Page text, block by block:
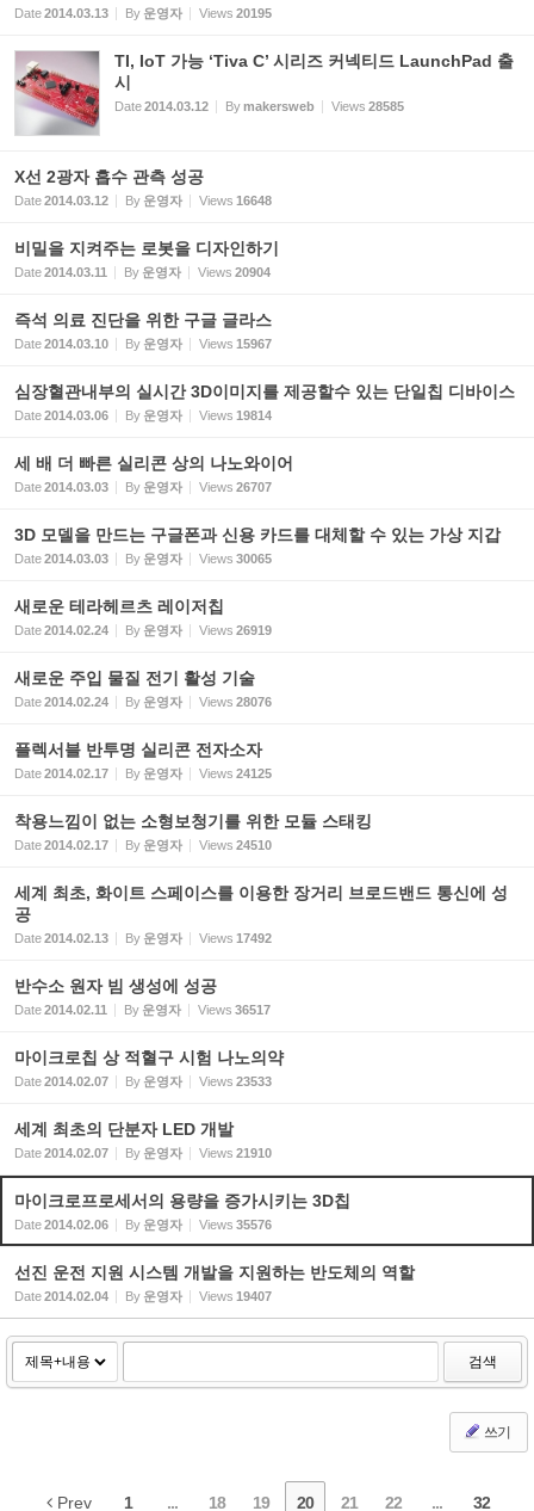
Date2014.03.13 By 운영자 Views 20195
TI, IoT 가능 ‘Tiva C’ 시리즈 커넥티드 LaunchPad 출
시
Date2014.03.12 Bymakersweb Views 28585
X선 2광자 흡수 관측 성공
Date2014.03.12 By 운영자 Views 16648
비밀을 지켜주는 로봇을 디자인하기
Date2014.03.11 By 운영자 Views 20904
즉석 의료 진단을 위한 구글 글라스
Date2014.03.10 By 운영자 Views 15967
심장혈관내부의 실시간 3D이미지를 제공할수 있는 단일칩 디바이스
Date2014.03.06 By 운영자 Views 19814
세 배 더 빠른 실리콘 상의 나노와이어
Date2014.03.03 By 운영자 Views 26707
3D 모델을 만드는 구글폰과 신용 카드를 대체할 수 있는 가상 지갑
Date2014.03.03 By 운영자 Views 30065
새로운 테라헤르츠 레이저칩
Date2014.02.24 By 운영자 Views 26919
새로운 주입 물질 전기 활성 기술
Date2014.02.24 By 운영자 Views 28076
플렉서블 반투명 실리콘 전자소자
Date2014.02.17 By 운영자 Views 24125
착용느낌이 없는 소형보청기를 위한 모듈 스태킹
Date2014.02.17 By 운영자 Views 24510
세계 최초, 화이트 스페이스를 이용한 장거리 브로드밴드 통신에 성
공
Date2014.02.13 By 운영자 Views 17492
반수소 원자 빔 생성에 성공
Date2014.02.11 By 운영자 Views 36517
마이크로칩 상 적혈구 시험 나노의약
Date2014.02.07 By 운영자 Views 23533
세계 최초의 단분자 LED 개발
Date2014.02.07 By 운영자 Views 21910
마이크로프로세서의 용량을 증가시키는 3D칩
Date2014.02.06 By 운영자 Views 35576
선진 운전 지원 시스템 개발을 지원하는 반도체의 역할
Date2014.02.04 By 운영자 Views 19407
검색
쓰기
Prev 1 ... 18 19 20 21 22 ... 32